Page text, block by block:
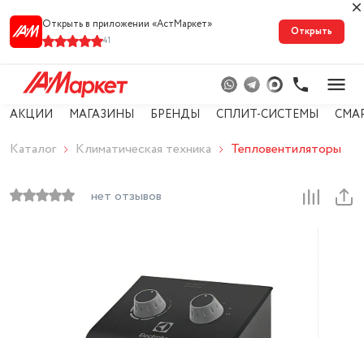
Открыть в приложении «АстМарке‪т‬»
41
Открыть
АКЦИИ МАГАЗИНЫ БРЕНДЫ СПЛИТ-СИСТЕМЫ
Каталог Климатическая техника Тепловентиляторы
нет отзывов